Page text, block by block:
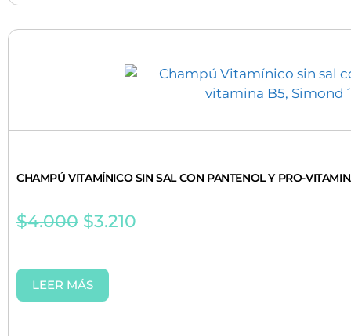
CHAMPÚ VITAMÍNICO SIN SAL CON PANTENOL Y PRO-
$4.000 $3.210
LEER MÁS